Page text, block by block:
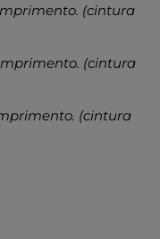
(cintura
(cintura
(cintura